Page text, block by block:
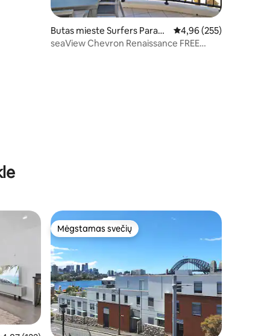
Butas mieste Surfers Paradi
se
Vidutinis įvertinimas:
4,96 (255)
seaView Chevron Renaissance FREE
Mėgstamas svečių
Mėgstamas svečių